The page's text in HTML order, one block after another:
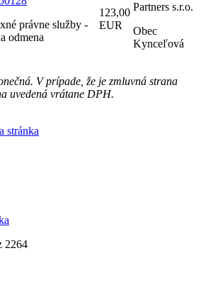
právne služby -
odmena
123,00
EUR
Partners s.r.o.
Obec
Kynceľová
V prípade, že je zmluvná strana
uvedená vrátane DPH.
stránka
2264